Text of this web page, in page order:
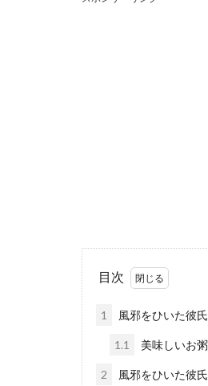
目次
1 風邪をひいた彼
1.1 美味しいお
2 風邪をひいた彼